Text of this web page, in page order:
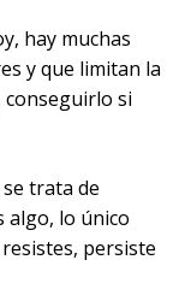
hay muchas
y que limitan la
si
trata de
algo, lo único
persiste